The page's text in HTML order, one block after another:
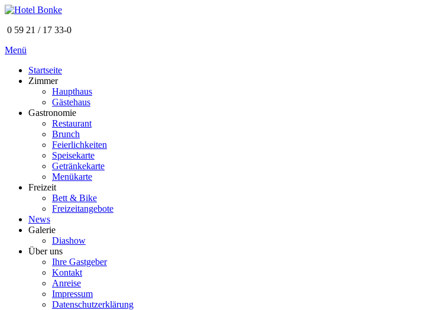
0 59 21 / 17 33-0
Menü
Startseite
Zimmer
Haupthaus
Gästehaus
Gastronomie
Restaurant
Brunch
Feierlichkeiten
Speisekarte
Getränkekarte
Menükarte
Freizeit
Bett & Bike
Freizeitangebote
News
Galerie
Diashow
Über uns
Ihre Gastgeber
Kontakt
Anreise
Impressum
Datenschutzerklärung